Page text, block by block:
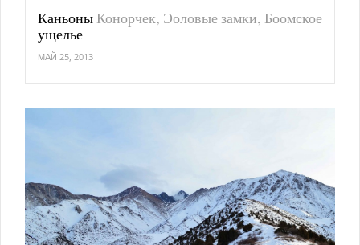
КаньоныКонорчек, Эоловые замки, Боомское
ущелье
МАЙ 25, 2013